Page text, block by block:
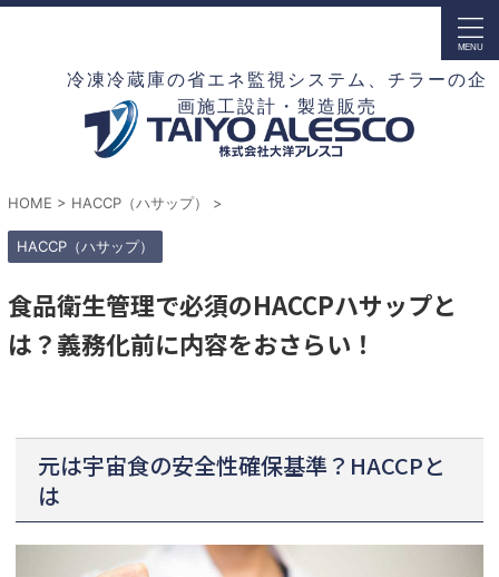
冷凍冷蔵庫の省エネ監視システム、チラーの企
画施工設計・製造販売
HOME > HACCP（ハサップ） >
HACCP（ハサップ）
食品衛生管理で必須のHACCPハサップと
は？義務化前に内容をおさらい！
元は宇宙食の安全性確保基準？HACCPと
は